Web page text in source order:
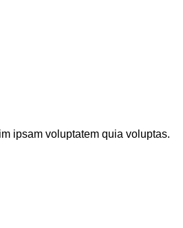
ipsam voluptatem quia voluptas.